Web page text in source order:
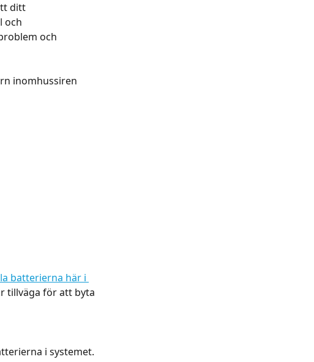
ditt
och
och
inomhussiren
batterierna här i
tillväga för att byta
i systemet.